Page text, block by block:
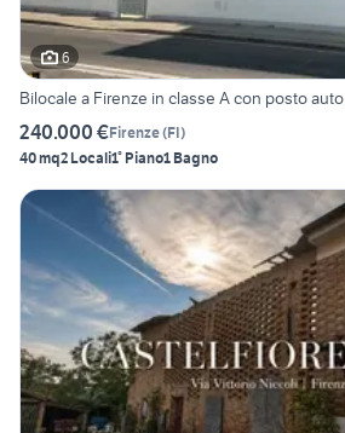
6
Bilocale a Firenze in classe A con posto auto
240.000 €Firenze(FI)
40 mq2 Locali1° Piano1 Bagno